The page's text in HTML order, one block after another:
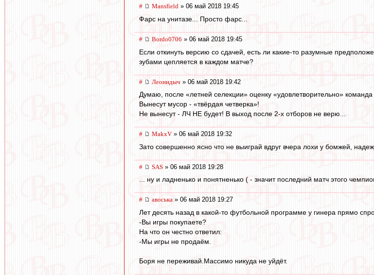
# Mansfield » 06 май 2018 19:45
Фарс на унитазе... Просто фарс...
# Bordo0706 » 06 май 2018 19:45
Если откинуть версию со сдачей, есть ли какие-то разумные
зубами цепляется в каждом матче?
# Леонидыч » 06 май 2018 19:42
Думаю, после «летней селекции» оценку «удовлетворительно» команда
Вынесут мусор - «твёрдая четверка»!
Не вынесут - ЛЧ НЕ будет! В выход после 2-х отборов не верю...
# MakxV » 06 май 2018 19:32
Зато совершенно ясно что не выиграй вдруг вчера лохи у бомжей,
# SAS » 06 май 2018 19:28
... ну и ладненько и понятненько ( - значит последний матч этого
# авоська » 06 май 2018 19:27
Лет десять назад в какой-то футбольной программе у гинера прямо
-Вы игры покупаете?
На что он честно ответил:
-Мы игры не продаём.
Боря не переживай.Массимо никуда не уйдёт.